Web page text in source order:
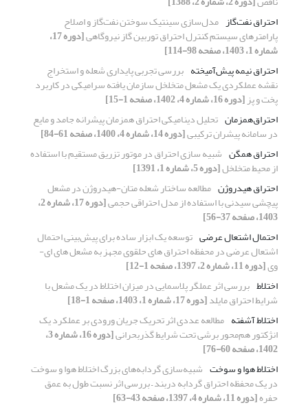
احتراق نفت‌گاز مدل‌سازی سینتیک سوختن نفت‌گاز و اصلاح
پارامترهای سیستم کنترل احتراق توربین گاز نیروگاهی [دوره 17،
شماره 1، 1403، صفحه 98-114]
احتراق نیمه پیش‌آمیخته بررسی تجربی پایداری شعله و استخراج
نقشه عملکردی یک مشعل متخلخل سازمان یافته سرامیکی در کاربرد
پخت و پز[دوره 16، شماره 4، 1402، صفحه 1-15]
احتراق‌همزمان تحلیل دینامیکی احتراق همزمان پیشرانه جامد و مایع
در سامانه پیشران ترکیبی[دوره 14، شماره 4، 1400، صفحه 61-84]
احتراق همگن شبیه­ سازی احتراق در موتور تزریق مستقیم با استفاده
از محیط متخلخل[دوره 5، شماره 1، 1391]
احتراق هیدروژن مطالعه ساختار شعله متان-هیدروژن در مشعل
پیچشی سیدنی با استفاده از مدل احتراقی حجمی [دوره 17، شماره 2،
1403، صفحه 37-56]
احتمال اشتعال عرضی توسعه یک ابزار ساده برای پیش‌بینی احتمال
اشتعال عرضی در محفظه احتراق های حلقوی مجهز به مشعل های ای-
وی[دوره 11، شماره 2، 1397، صفحه 1-12]
اختلاط بررسی اثر عملگر پلاسمایی در میزان اختلاط در یک مشعل با
شرایط احتراق مایلد[دوره 17، شماره 1، 1403، صفحه 1-18]
اختلاط آشفته مطالعه عددی اثر تحریک جریان ورودی بر عملکرد یک
انژکتور هم‌محور برشی تحت شرایط گذربحرانی [دوره 16، شماره 3،
1402، صفحه 60-76]
اختلاط هوا و سوخت شبیه‌سازی گردابه‌های بزرگ اختلاط هوا و سوخت
در یک محفظه احتراق گردابه دربند – بررسی اثر نسبت طول به عمق
حفره[دوره 11، شماره 4، 1397، صفحه 43-63]